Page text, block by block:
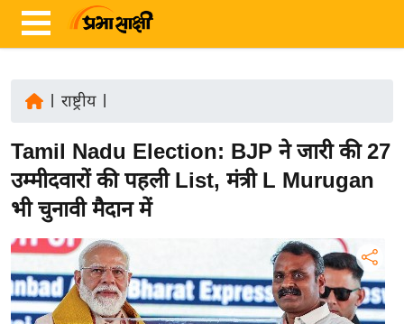
ज़ा
ख
ब
र
रा
ष्ट्री
य
राष्ट्रीय|
Tamil Nadu Election: BJP ने जारी की 27
उम्मीदवारों की पहली List, मंत्री L Murugan
भी चुनावी मैदान में